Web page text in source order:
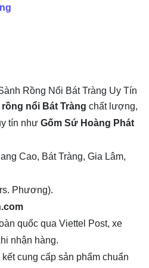
Rồng Nổi Bát Tràng Uy Tín
nổi Bát Tràng chất lượng,
tín như Gốm Sứ Hoàng Phát
Cao, Bát Tràng, Gia Lâm,
Phương).
quốc qua Viettel Post, xe
nhận hàng.
cung cấp sản phẩm chuẩn